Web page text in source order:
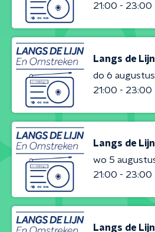
21:00 - 23:00
Langs de
do 6 augustus
21:00 - 23:00
Langs de
wo 5
21:00 - 23:00
Langs de